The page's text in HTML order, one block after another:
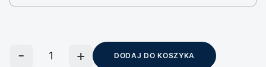
DODAJ DO KOSZYKA